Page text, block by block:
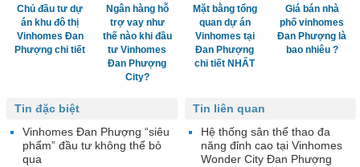
Chủ đầu tư dự
án khu đô thị
Vinhomes Đan
Phượng chi tiết
Ngân hàng hỗ
trợ vay như
thế nào khi đầu
tư Vinhomes
Đan Phượng
City?
Mặt bằng tổng
quan dự án
Vinhomes tại
Đan Phượng
chi tiết NHẤT
Giá bán nhà
phố vinhomes
Đan Phượng là
bao nhiêu ?
Tin liên quan
Hệ thống sân thể thao đa
năng đỉnh cao tại Vinhomes
Wonder City Đan Phượng
Tin đặc biệt
Vinhomes Đan Phượng “siêu
phẩm” đầu tư không thể bỏ
qua